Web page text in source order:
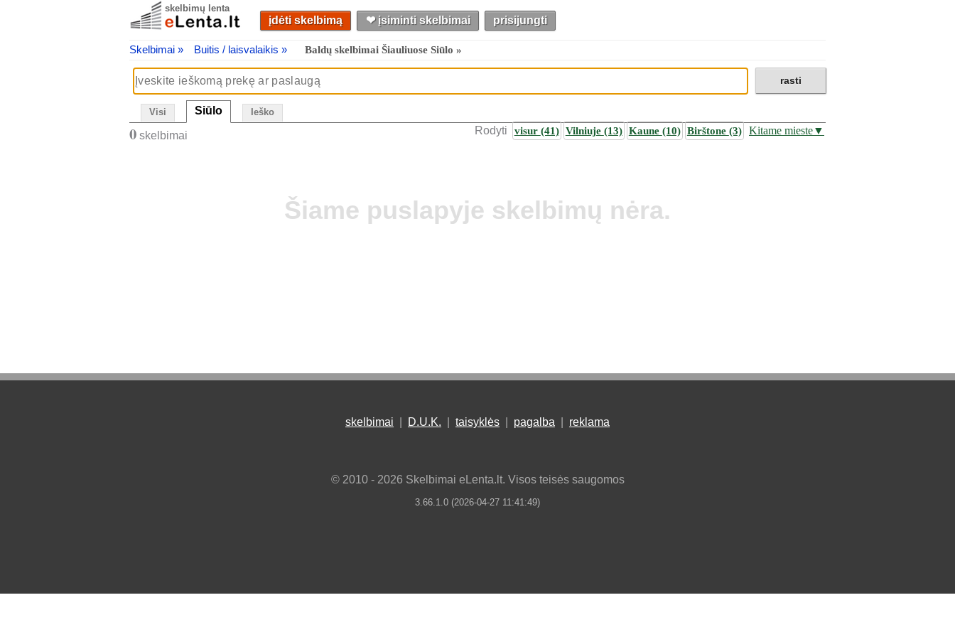
skelbimų lenta
įdėti skelbimą ❤︎ įsiminti skelbimai prisijungti
Skelbimai » Buitis / laisvalaikis » Baldų skelbimai Šiauliuose Siūlo »
Visi Siūlo Ieško
0 skelbimai Rodyti visur (41) Vilniuje (13) Kaune (10) Birštone (3) Kitame mieste▼
Šiame puslapyje skelbimų nėra.
skelbimai D.U.K. taisyklės pagalba reklama
© 2010 - 2026 Skelbimai eLenta.lt. Visos teisės saugomos
3.66.1.0 (2026-04-27 11:41:49)